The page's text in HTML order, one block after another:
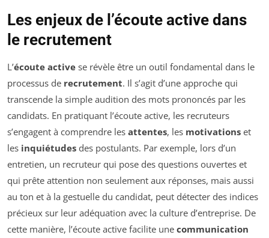
Les enjeux de l’écoute active dans
le recrutement
L’écoute active se révèle être un outil fondamental dans le
processus de recrutement. Il s’agit d’une approche qui
transcende la simple audition des mots prononcés par les
candidats. En pratiquant l’écoute active, les recruteurs
s’engagent à comprendre les attentes, les motivations et
les inquiétudes des postulants. Par exemple, lors d’un
entretien, un recruteur qui pose des questions ouvertes et
qui prête attention non seulement aux réponses, mais aussi
au ton et à la gestuelle du candidat, peut détecter des indices
précieux sur leur adéquation avec la culture d’entreprise. De
cette manière, l’écoute active facilite une communication